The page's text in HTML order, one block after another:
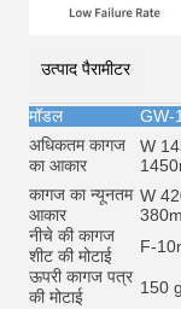
उत्पाद पैरामीटर
मॉडल GW-
अधिकतम कागज
का आकार
W
कागज का न्यूनतम
आकार
W
नीचे की कागज
शीट की मोटाई
F-
ऊपरी कागज पत्र
की मोटाई
150